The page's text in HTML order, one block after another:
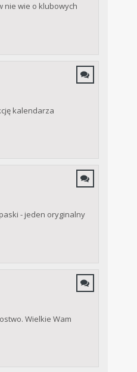
nie wie o klubowych
kalendarza
- jeden oryginalny
Wielkie Wam